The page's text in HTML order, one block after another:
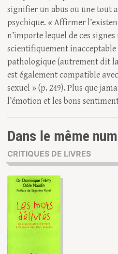
signifier un abus ou une tout
psychique. « Affirmer
n’importe lequel de ces
scientifiquement inacceptable
pathologique (autrement dit
est également compatible
sexuel » (p. 249). Plus que
l’émotion et les bons
Dans le même
CRITIQUES DE LIVRES